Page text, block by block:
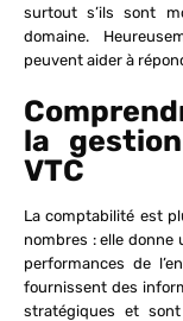
surtout s’ils sont
domaine.
peuvent aider à
la
VTC
La comptabilité est
nombres : elle
performances de
fournissent des
stratégiques et